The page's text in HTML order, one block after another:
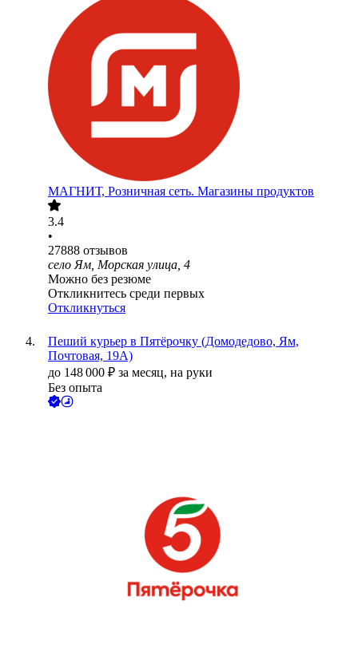
МАГНИТ, Розничная сеть. Магазины продуктов
3.4
•
27888 отзывов
село Ям, Морская улица, 4
Можно без резюме
Откликнитесь среди первых
Откликнуться
Пеший курьер в Пятёрочку (Домодедово, Ям,
Почтовая, 19А)
до 148 000 ₽ за месяц, на руки
Без опыта